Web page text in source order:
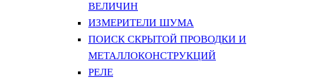
ВЕЛИЧИН
ИЗМЕРИТЕЛИ ШУМА
ПОИСК СКРЫТОЙ ПРОВОДКИ И
МЕТАЛЛОКОНСТРУКЦИЙ
РЕЛЕ